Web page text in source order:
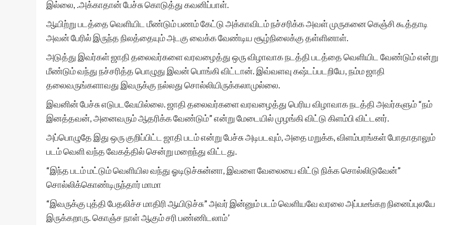
இல்லை, .அக்காதான் பேச்சு கொடுத்து கவனிப்பாள்.
ஆயிற்று படத்தை வெளியிட மீண்டும் பணம் கேட்டு அக்காவிடம் நச்சரிக்க அவள் முருகனை கெஞ்சி கூத்தாடி
அவன் பேரில் இருந்த நிலத்தையும் அடகு வைக்க வேண்டிய சூழ்நிலைக்கு தள்ளினாள்.
அடுத்து இவர்கள் ஜாதி தலைவர்களை வரவழைத்து ஒரு விழாவாக நடத்தி படத்தை வெளியிட வேண்டும் என்று
மீண்டும் வந்து நச்சரித்த பொழுது இவன் பொங்கி விட்டான். இவ்வளவு கஷ்டப்படறியே, நம்ம ஜாதி
தலைவருங்களாவது இவருக்கு நல்லது சொல்லியிருக்கலாமுல்லை.
இவனின் பேச்சு எடுபடவேயில்லை. ஜாதி தலைவர்களை வரவழைத்து பெரிய விழாவாக நடத்தி அவர்களும் “நம்
இனத்தவன், அனைவரும் ஆதரிக்க வேண்டும்” என்று மேடையில் முழங்கி விட்டு கிளம்பி விட்டனர்.
அப்பொழுதே இது ஒரு குறிப்பிட்ட ஜாதி படம் என்று பேச்சு அடிபடவும், அதை மறுக்க, விளம்பரங்கள் போதாதாலும்
படம் வெளி வந்த வேகத்தில் சென்று மறைந்து விட்டது.
“இந்த படம் மட்டும் வெளியில வந்து ஓடிடுச்சுன்னா, இவளை வேலையை விட்டு நிக்க சொல்லிடுவேன்”
சொல்லிக்கொண்டிருந்தார் மாமா
“இவருக்கு புத்தி பேதலிச்ச மாதிரி ஆயிடுச்சு” அவர் இன்னும் படம் வெளியவே வரலை அப்படீங்கற நினைப்புலயே
இருக்கறாரு. கொஞ்ச நாள் ஆகும் சரி பண்ணிடலாம்’
அத்துணை பேருக்கும் என்
மனமார்ந்த நன்றிகள் பல.
அவர்கள் இப்பணியில்
வெற்றிகளையும் அடைய
ஆண்டவனை
வாழ்த்துகள்.